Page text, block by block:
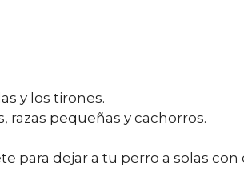
y los tirones.
pequeñas y cachorros.
para dejar a tu perro a solas